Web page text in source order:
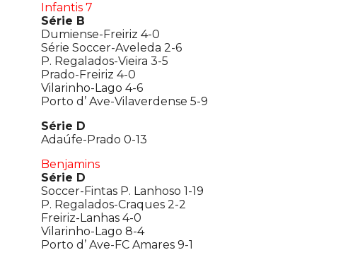
Infantis 7
Série B
Dumiense-Freiriz 4-0
Série Soccer-Aveleda 2-6
P. Regalados-Vieira 3-5
Prado-Freiriz 4-0
Vilarinho-Lago 4-6
Porto d’ Ave-Vilaverdense 5-9
Série D
Adaúfe-Prado 0-13
Benjamins
Série D
Soccer-Fintas P. Lanhoso 1-19
P. Regalados-Craques 2-2
Freiriz-Lanhas 4-0
Vilarinho-Lago 8-4
Porto d’ Ave-FC Amares 9-1